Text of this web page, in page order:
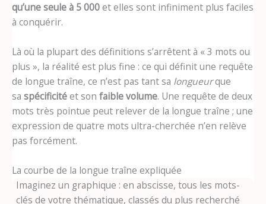
qu’une seule à 5 000et elles sont infiniment plus faciles
à conquérir.
Là où la plupart des définitions s’arrêtent à « 3 mots ou
plus », la réalité est plus fine : ce qui définit une requête
de longue traîne, ce n’est pas tant sa longueurque
sa spécificitéet son faible volume. Une requête de deux
mots très pointue peut relever de la longue traîne ; une
expression de quatre mots ultra-cherchée n’en relève
pas forcément.
La courbe de la longue traîne expliquée
Imaginez un graphique : en abscisse, tous les mots-
clés de votre thématique, classés du plus recherché